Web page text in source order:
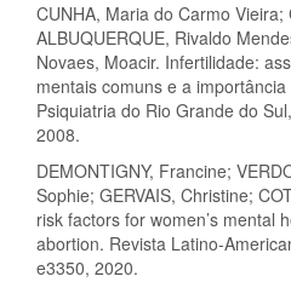
CUNHA, Maria do Carmo Vieira;
ALBUQUERQUE, Rivaldo
Novaes, Moacir. Infertilidade:
mentais comuns e a
Psiquiatria do Rio Grande do
2008.
DEMONTIGNY, Francine;
Sophie; GERVAIS, Christine;
risk factors for women’s mental
abortion. Revista Latino-
e3350, 2020.